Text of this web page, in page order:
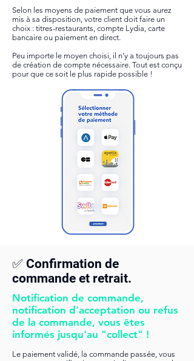
Selon les moyens de paiement que vous aurez
mis à sa disposition, votre client doit faire un
choix : titres-restaurants, compte Lydia, carte
bancaire ou paiement en direct.
Peu importe le moyen choisi, il n’y a toujours pas
de création de compte nécessaire. Tout est conçu
pour que ce soit le plus rapide possible !
✅ Confirmation de
commande et retrait.
Le paiement validé, la commande passée, vous
Notification de commande,
notification d'acceptation ou refus
de la commande, vous êtes
informés jusqu'au "collect" !